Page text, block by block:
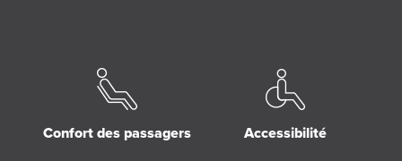
Confort des passagers Accessibilité